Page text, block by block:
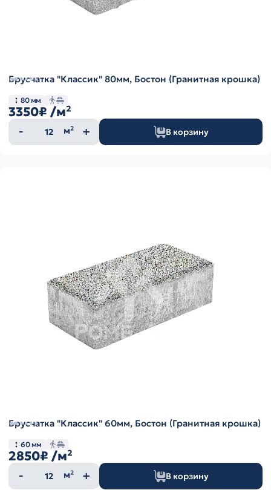
Брусчатка "Классик" 80мм, Бостон (Гранитная крошка)
80 мм
3350₽ /м²
Количество
товара
м² В корзину
Брусчатка "Классик" 60мм, Бостон (Гранитная крошка)
60 мм
2850₽ /м²
Количество
товара
м² В корзину